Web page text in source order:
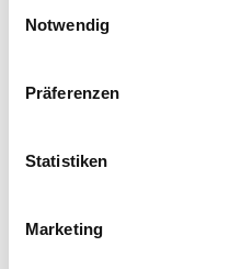
Notwendig
Präferenzen
Statistiken
Marketing